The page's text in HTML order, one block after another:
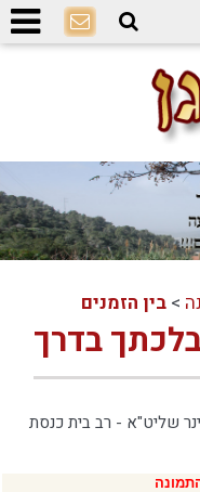
>בין הזמנים
בדרך
שליט"א - רב בית כנסת